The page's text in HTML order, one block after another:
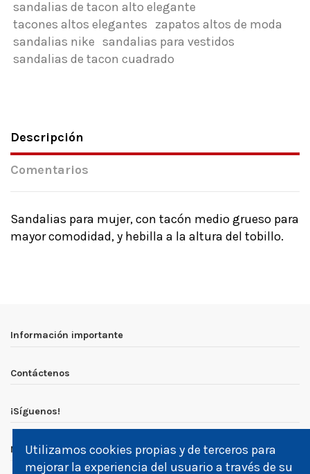
sandalias de tacon alto elegante
tacones altos elegantes zapatos altos de moda
sandalias nike sandalias para vestidos
sandalias de tacon cuadrado
Descripción
Comentarios
Sandalias para mujer, con tacón medio grueso para
mayor comodidad, y hebilla a la altura del tobillo.
Información importante
Contáctenos
¡Síguenos!
Newsletter
Utilizamos cookies propias y de terceros para
mejorar la experiencia del usuario a través de su